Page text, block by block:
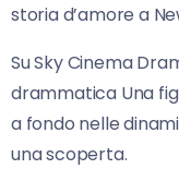
storia d’amore a
Su Sky Cinema
drammatica Una
a fondo nelle
una scoperta.